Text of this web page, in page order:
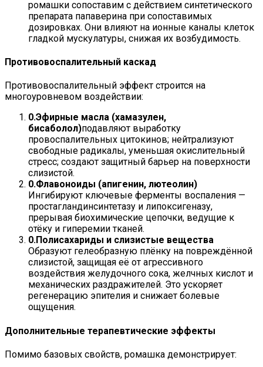
ромашки сопоставим с действием синтетического
препарата папаверина при сопоставимых
дозировках. Они влияют на ионные каналы клеток
гладкой мускулатуры, снижая их возбудимость.
Противовоспалительный каскад
Противовоспалительный эффект строится на
многоуровневом воздействии:
Эфирные масла (хамазулен,
бисаболол)подавляют выработку
провоспалительных цитокинов; нейтрализуют
свободные радикалы, уменьшая окислительный
стресс; создают защитный барьер на поверхности
слизистой.
Флавоноиды (апигенин, лютеолин)
Ингибируют ключевые ферменты воспаления —
простагландинсинтетазу и липоксигеназу,
прерывая биохимические цепочки, ведущие к
отёку и гиперемии тканей.
Полисахариды и слизистые вещества
Образуют гелеобразную плёнку на повреждённой
слизистой, защищая её от агрессивного
воздействия желудочного сока, желчных кислот и
механических раздражителей. Это ускоряет
регенерацию эпителия и снижает болевые
ощущения.
Дополнительные терапевтические эффекты
Помимо базовых свойств, ромашка демонстрирует: